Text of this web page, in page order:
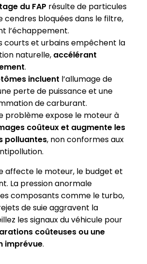
du FAP résulte de particules
cendres bloquées dans le filtre,
l’échappement.
courts et urbains empêchent la
naturelle, accélérant
.
incluent l’allumage de
perte de puissance et une
de carburant.
problème expose le moteur à
coûteux et augmente les
polluantes, non conformes aux
affecte le moteur, le budget et
La pression anormale
composants comme le turbo,
de suie aggravent la
les signaux du véhicule pour
coûteuses ou une
imprévue.